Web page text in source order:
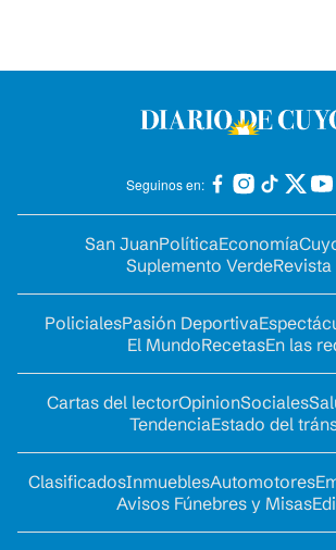
Seguinos en:
San JuanPolíticaEconomía
Suplemento VerdeRevista
PolicialesPasión Deportiva
El MundoRecetasEn las
Cartas del lectorOpinionSociales
TendenciaEstado del
ClasificadosInmueblesAutomotores
Avisos Fúnebres y Misas